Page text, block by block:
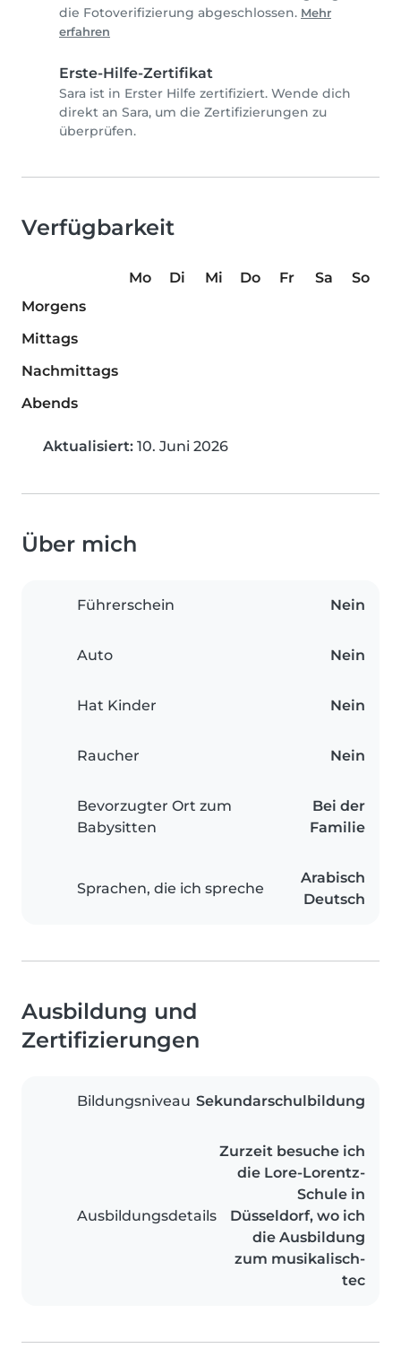
die Fotoverifizierung abgeschlossen. Mehr
erfahren
Erste-Hilfe-Zertifikat
Sara ist in Erster Hilfe zertifiziert. Wende dich
direkt an Sara, um die Zertifizierungen zu
überprüfen.
Verfügbarkeit
Mo Di Mi Do Fr Sa
So
Morgens
Mittags
Nachmittags
Abends
Aktualisiert: 10. Juni 2026
Über mich
Führerschein Nein
Auto Nein
Hat Kinder Nein
Raucher Nein
Bevorzugter Ort zum
Babysitten
Bei der
Familie
Sprachen, die ich spreche
Arabisch
Deutsch
Ausbildung und
Zertifizierungen
Bildungsniveau Sekundarschulbildung
Ausbildungsdetails
Zurzeit besuche ich
die Lore-Lorentz-
Schule in
Düsseldorf, wo ich
die Ausbildung
zum musikalisch-
tec